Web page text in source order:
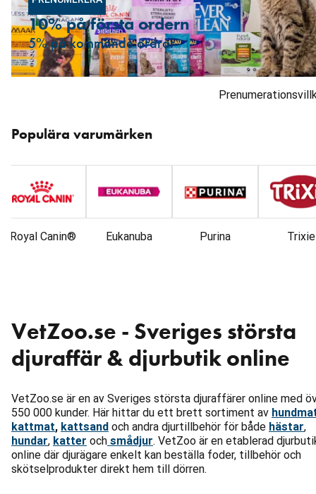
10% på första ordern
5% på kommande ordrar
Populära varumärken
över
karusellen
Royal Canin® Eukanuba Purina Trixie
VetZoo.se - Sveriges största
djuraffär & djurbutik online
VetZoo.se är en av Sveriges största djuraffärer online med
550 000 kunder. Här hittar du ett brett sortiment av
kattmat, kattsand och andra djurtillbehör för både hästar,
hundar, katter och smådjur. VetZoo är en etablerad
online där djurägare enkelt kan beställa foder, tillbehör och
skötselprodukter direkt hem till dörren.